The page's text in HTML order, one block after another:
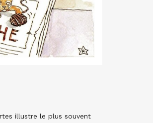
illustre le plus souvent